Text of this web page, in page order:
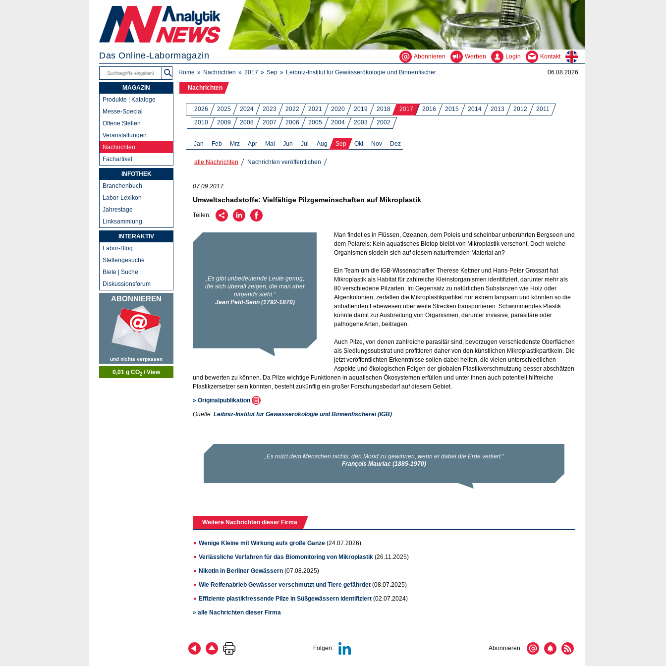
Das Online-Labormagazin Abonnieren Werben Login Kontakt
Home Nachrichten 2017 Sep Leibniz-Institut für Gewässerökologie und Binnenfischer... 06.08.2026
Nachrichten
2026 2025 2024 2023 2022 2021 2020 2019 2018 2017 2016 2015 2014 2013 2012
2011
2010
2009 2008 2007 2006 2005 2004 2003 2002
Jan Feb Mrz Apr Mai Jun Jul Aug Sep Okt Nov Dez
alle Nachrichten Nachrichten veröffentlichen
07.09.2017
Umweltschadstoffe: Vielfältige Pilzgemeinschaften auf Mikroplastik
Teilen:
Man findet es in Flüssen, Ozeanen, dem Poleis und scheinbar unberührten Bergseen und
dem Polareis: Kein aquatisches Biotop bleibt von Mikroplastik verschont. Doch welche
Organismen siedeln sich auf diesem naturfremden Material an?
Ein Team um die IGB-Wissenschaftler Therese Kettner und Hans-Peter Grossart hat
Mikroplastik als Habitat für zahlreiche Kleinstorganismen identifiziert, darunter mehr als
80 verschiedene Pilzarten. Im Gegensatz zu natürlichen Substanzen wie Holz oder
Algenkolonien, zerfallen die Mikroplastikpartikel nur extrem langsam und könnten so die
anhaftenden Lebewesen über weite Strecken transportieren. Schwimmendes Plastik
könnte damit zur Ausbreitung von Organismen, darunter invasive, parasitäre oder
pathogene Arten, beitragen.
Auch Pilze, von denen zahlreiche parasitär sind, bevorzugen verschiedenste Oberflächen
als Siedlungssubstrat und profitieren daher von den künstlichen Mikroplastikpartikeln. Die
jetzt veröffentlichten Erkenntnisse sollen dabei helfen, die vielen unterschiedlichen
Aspekte und ökologischen Folgen der globalen Plastikverschmutzung besser abschätzen
und bewerten zu können. Da Pilze wichtige Funktionen in aquatischen Ökosystemen erfüllen und unter ihnen auch potentiell hilfreiche
Plastikzersetzer sein könnten, besteht zukünftig ein großer Forschungsbedarf auf diesem Gebiet.
» Originalpublikation
Quelle: Leibniz-Institut für Gewässerökologie und Binnenfischerei (IGB)
Weitere Nachrichten dieser Firma
Wenige Kleine mit Wirkung aufs große Ganze (24.07.2026)
Verlässliche Verfahren für das Biomonitoring von Mikroplastik (26.11.2025)
Nikotin in Berliner Gewässern (07.08.2025)
Wie Reifenabrieb Gewässer verschmutzt und Tiere gefährdet (08.07.2025)
Effiziente plastikfressende Pilze in Süßgewässern identifiziert (02.07.2024)
» alle Nachrichten dieser Firma
Folgen: Abonnieren:
MAGAZIN
Produkte | Kataloge
Messe-Special
Offene Stellen
Veranstaltungen
Nachrichten
Fachartikel
INFOTHEK
Branchenbuch
Labor-Lexikon
Jahrestage
Linksammlung
INTERAKTIV
Labor-Blog
Stellengesuche
Biete | Suche
Diskussionsforum
ABONNIEREN
und nichts verpassen
0,01 g CO2 / View